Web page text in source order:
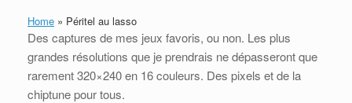
Home » Péritel au lasso
Des captures de mes jeux favoris, ou non. Les plus
grandes résolutions que je prendrais ne dépasseront que
rarement 320×240 en 16 couleurs. Des pixels et de la
chiptune pour tous.